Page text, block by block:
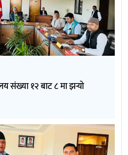
संख्या १२ बाट ८ मा झर्‍यो